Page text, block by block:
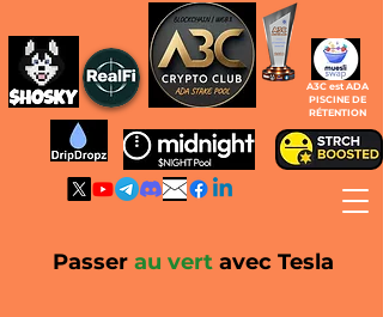
A3C est ADA
PISCINE DE
RÉTENTION
Passer au vertavec Tesla